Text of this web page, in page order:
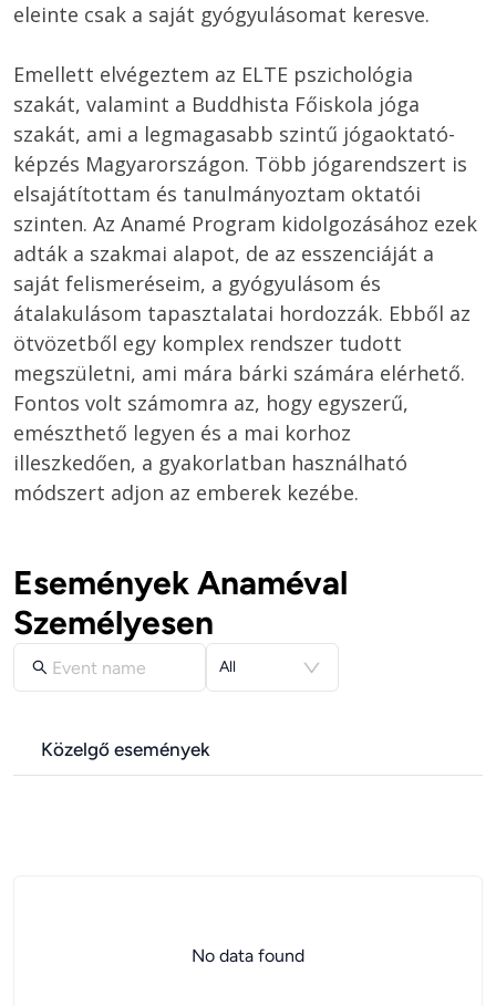
eleinte csak a saját gyógyulásomat keresve.
Emellett elvégeztem az ELTE pszichológia
szakát, valamint a Buddhista Főiskola jóga
szakát, ami a legmagasabb szintű jógaoktató-
képzés Magyarországon. Több jógarendszert is
elsajátítottam és tanulmányoztam oktatói
szinten. Az Anamé Program kidolgozásához ezek
adták a szakmai alapot, de az esszenciáját a
saját felismeréseim, a gyógyulásom és
átalakulásom tapasztalatai hordozzák. Ebből az
ötvözetből egy komplex rendszer tudott
megszületni, ami mára bárki számára elérhető.
Fontos volt számomra az, hogy egyszerű,
emészthető legyen és a mai korhoz
illeszkedően, a gyakorlatban használható
módszert adjon az emberek kezébe.
Események Anaméval
Személyesen
All
Közelgő események
No data found